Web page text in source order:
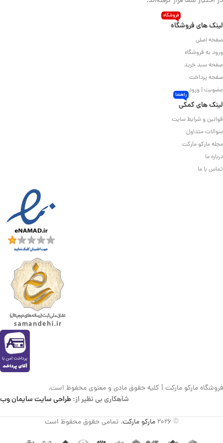
لینک های فروشگاه
فروشگاه
صفحه اصلی
ورود به فروشگاه
صفحه سبد خرید
صفحه پرداخت
عضویت | ورود
لینک های کمکی
راهنما
قوانین و شرایط سایت
سوالات متداول
مجله مارکو مارکت
درباره ما
تماس با ما
فروشگاه مارکو مارکت | کلیه حقوق مادی و معنوی محفوظ است.
شاهکاری بی نظیر از:طراحی سایت سایمان وب
© 2026 مارکو مارکت. تمامی حقوق محفوظ است